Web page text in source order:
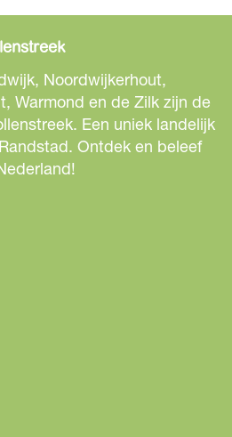
Noordwijkerhout,
Warmond en de Zilk zijn de
Een uniek landelijk
Ontdek en beleef